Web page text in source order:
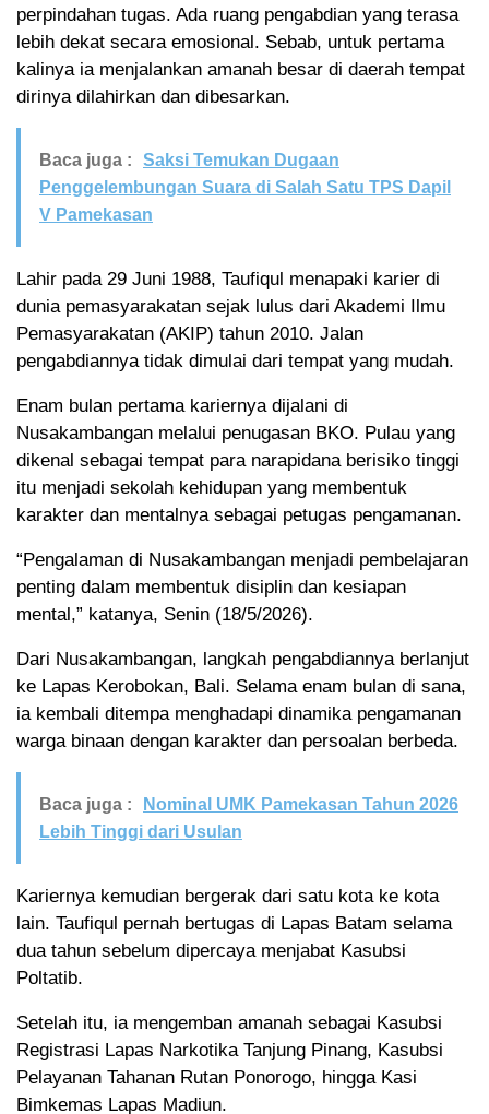
perpindahan tugas. Ada ruang pengabdian yang terasa
lebih dekat secara emosional. Sebab, untuk pertama
kalinya ia menjalankan amanah besar di daerah tempat
dirinya dilahirkan dan dibesarkan.
Baca juga :
Saksi Temukan Dugaan
Penggelembungan Suara di Salah Satu TPS Dapil
V Pamekasan
Lahir pada 29 Juni 1988, Taufiqul menapaki karier di
dunia pemasyarakatan sejak lulus dari Akademi Ilmu
Pemasyarakatan (AKIP) tahun 2010. Jalan
pengabdiannya tidak dimulai dari tempat yang mudah.
Enam bulan pertama kariernya dijalani di
Nusakambangan melalui penugasan BKO. Pulau yang
dikenal sebagai tempat para narapidana berisiko tinggi
itu menjadi sekolah kehidupan yang membentuk
karakter dan mentalnya sebagai petugas pengamanan.
“Pengalaman di Nusakambangan menjadi pembelajaran
penting dalam membentuk disiplin dan kesiapan
mental,” katanya, Senin (18/5/2026).
Dari Nusakambangan, langkah pengabdiannya berlanjut
ke Lapas Kerobokan, Bali. Selama enam bulan di sana,
ia kembali ditempa menghadapi dinamika pengamanan
warga binaan dengan karakter dan persoalan berbeda.
Baca juga :
Nominal UMK Pamekasan Tahun 2026
Lebih Tinggi dari Usulan
Kariernya kemudian bergerak dari satu kota ke kota
lain. Taufiqul pernah bertugas di Lapas Batam selama
dua tahun sebelum dipercaya menjabat Kasubsi
Poltatib.
Setelah itu, ia mengemban amanah sebagai Kasubsi
Registrasi Lapas Narkotika Tanjung Pinang, Kasubsi
Pelayanan Tahanan Rutan Ponorogo, hingga Kasi
Bimkemas Lapas Madiun.